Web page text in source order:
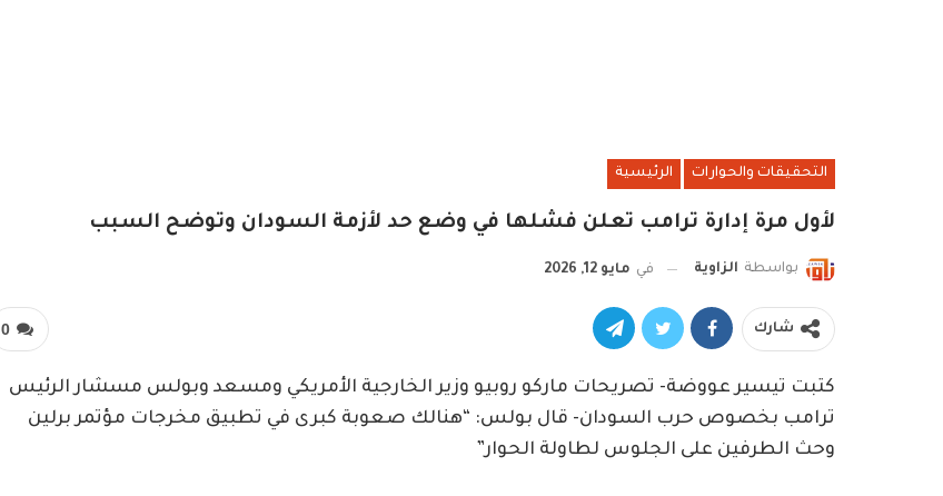
التحقيقات والحوارات الرئيسية
لأول مرة إدارة ترامب تعلن فشلها في وضع حد لأزمة السودان وتوضح السبب
بواسطة الزاوية في مايو 12, 2026
0 شارك
كتبت تيسير عووضة- تصريحات ماركو روبيو وزير الخارجية الأمريكي ومسعد وبولس مسشار الرئيس
ترامب بخصوص حرب السودان- قال بولس: “هنالك صعوبة كبرى في تطبيق مخرجات مؤتمر برلين
وحث الطرفين على الجلوس لطاولة الحوار”